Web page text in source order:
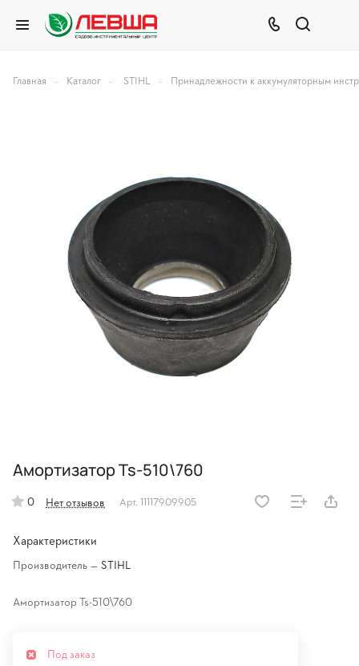
Главная – Каталог – STIHL – Принадлежности к аккумуляторным
Амортизатор Ts-510\760
0 Нет отзывов Арт. 11117909905
Характеристики
Производитель — STIHL
Амортизатор Ts-510\760
Под заказ